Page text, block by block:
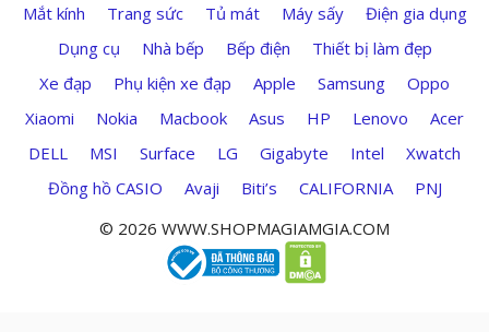
Mắt kính
Trang sức Tủ mát Máy sấy
Điện gia dụng
Dụng cụ
Nhà bếp Bếp điện
Thiết bị làm đẹp
Xe đạp
Phụ kiện xe đạp Apple Samsung
Oppo
Xiaomi
Nokia Macbook Asus HP Lenovo
Acer
DELL
MSI Surface LG Gigabyte Intel
Xwatch
Đồng hồ CASIO
Avaji Biti’s CALIFORNIA
PNJ
© 2026 WWW.SHOPMAGIAMGIA.COM